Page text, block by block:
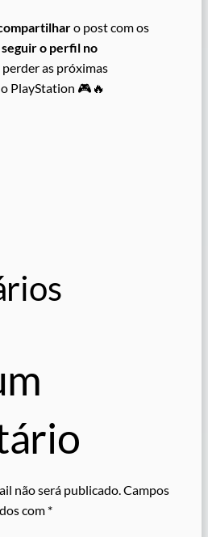
o post com os
seguir o perfil no
perder as próximas
PlayStation 🎮🔥
não será publicado.Campos
com *